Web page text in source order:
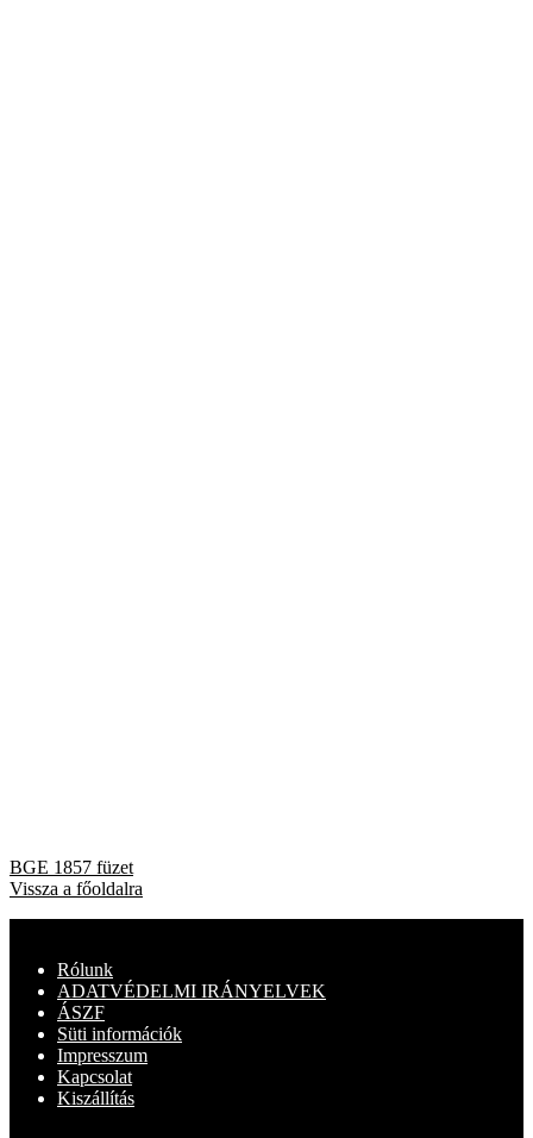
Bejegyzés
navigáció
Previous
post:
BGE 1857 füzet
Vissza a főoldalra
Rólunk
ADATVÉDELMI IRÁNYELVEK
ÁSZF
Süti információk
Impresszum
Kapcsolat
Kiszállítás